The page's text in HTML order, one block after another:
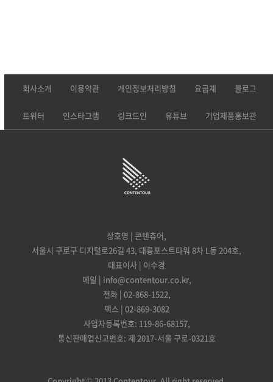
회사소개 이용약관 개인정보처리방침 요금제 블로그
트위터 인스타그램 링크드인 유튜브 기업제품홍보관
상호명 | 콘텐츄어,
서울시 구로구 디지털로26길 43, 대륭포스트타워 8차 L동 204호,
대표이사 | 이수경
메일 | info@contentour.co.kr,
전화 | 02-868-1522,
팩스 | 02-869-3082
사업자등록번호: 119-86-68157,
통신판매업신고번호: 제 2017-서울 구로-0321호